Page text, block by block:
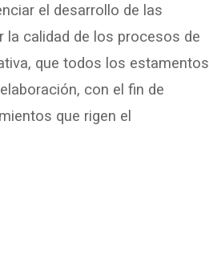
el desarrollo de las
la calidad de los procesos de
que todos los estamentos
con el fin de
que rigen el